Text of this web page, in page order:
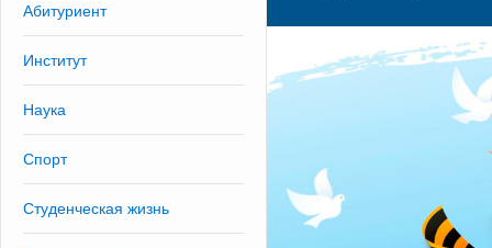
Абитуриент
Институт
Наука
Спорт
Студенческая жизнь